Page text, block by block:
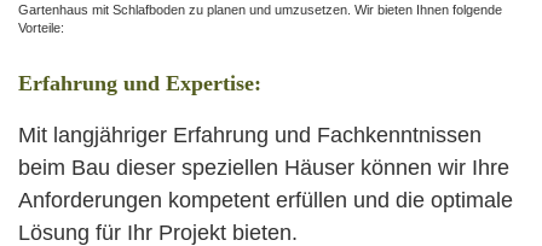
Gartenhaus mit Schlafboden zu planen und umzusetzen. Wir bieten Ihnen folgende
Vorteile:
Erfahrung und Expertise:
Mit langjähriger Erfahrung und Fachkenntnissen
beim Bau dieser speziellen Häuser können wir Ihre
Anforderungen kompetent erfüllen und die optimale
Lösung für Ihr Projekt bieten.